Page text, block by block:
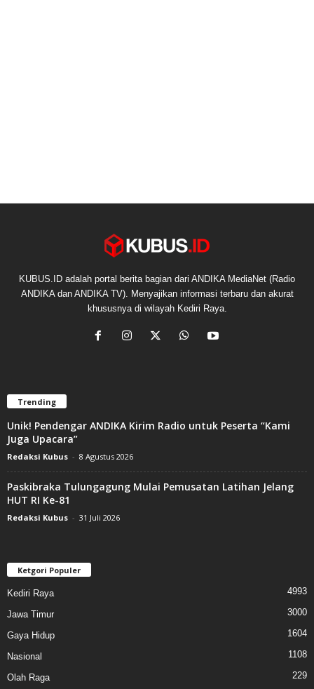
KUBUS.ID adalah portal berita bagian dari ANDIKA MediaNet (Radio
ANDIKA dan ANDIKA TV). Menyajikan informasi terbaru dan akurat
khususnya di wilayah Kediri Raya.
Trending
Unik! Pendengar ANDIKA Kirim Radio untuk Peserta “Kami
Juga Upacara”
Redaksi Kubus - 8 Agustus 2026
Paskibraka Tulungagung Mulai Pemusatan Latihan Jelang
HUT RI Ke-81
Redaksi Kubus - 31 Juli 2026
Ketgori Populer
Kediri Raya 4993
Jawa Timur 3000
Gaya Hidup 1604
Nasional 1108
Olah Raga 229